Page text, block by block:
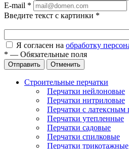
E-mail *
Введите текст с картинки *
Я согласен на обработку
* — Обязательные поля
Отправить Отменить
Строительные перчатки
Перчатки нейлоновые
Перчатки нитриловые
Перчатки с латексным
Перчатки утепленные
Перчатки садовые
Перчатки спилковые
Перчатки